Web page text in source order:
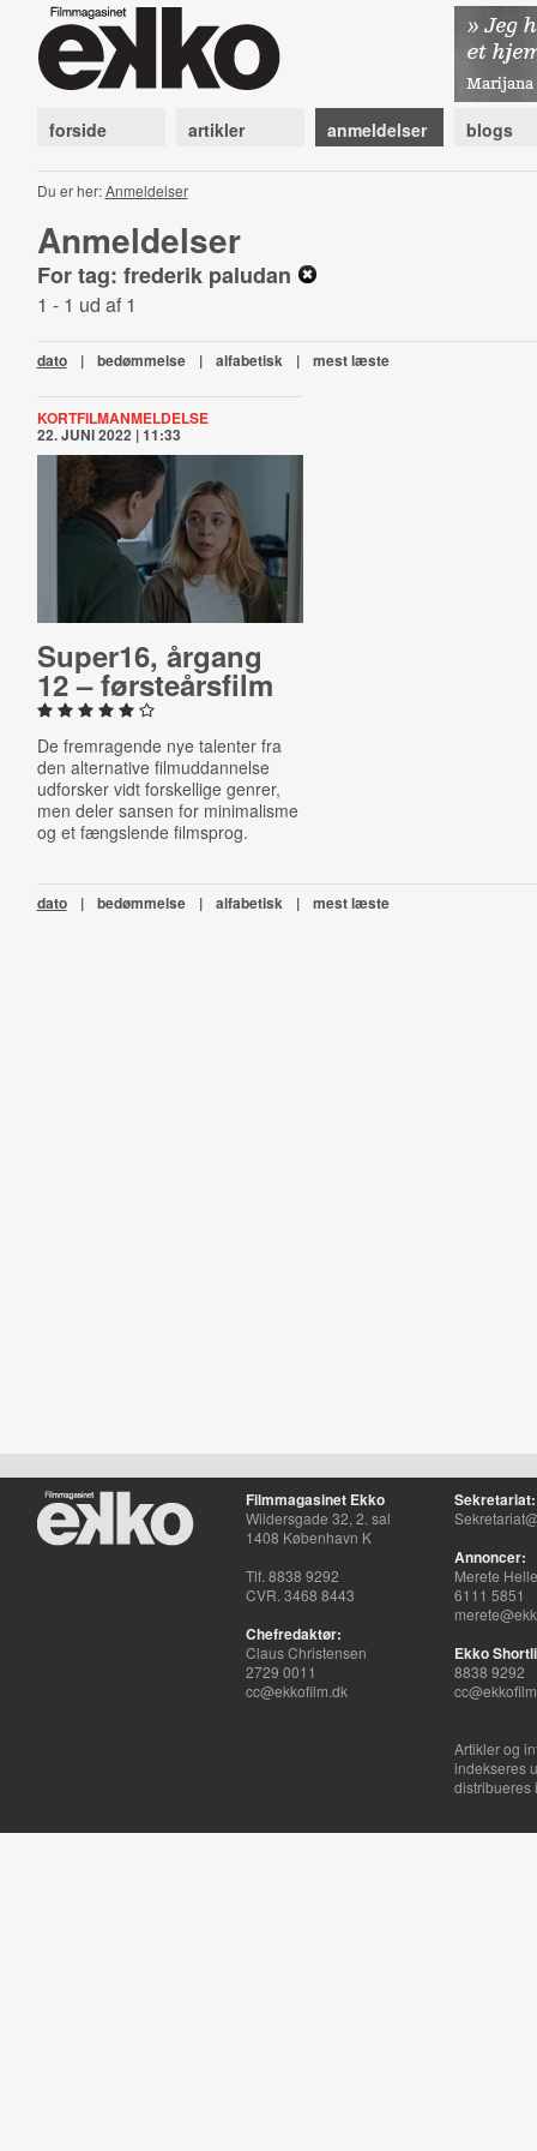
forside artikler anmeldelser blogs
Du er her:Anmeldelser
Anmeldelser
For tag: frederik paludan
1 - 1 ud af 1
dato | bedømmelse | alfabetisk | mest læste
KORTFILMANMELDELSE
22. JUNI 2022 | 11:33
Super16, årgang
12 – første­års­film
De fremragende nye talenter fra
den alternative filmuddannelse
udforsker vidt forskellige genrer,
men deler sansen for minimalisme
og et fængslende filmsprog.
dato | bedømmelse | alfabetisk | mest læste
Filmmagasinet Ekko
Wildersgade 32, 2. sal
1408 København K
Tlf. 8838 9292
CVR. 3468 8443
Chefredaktør:
Claus Christensen
2729 0011
cc@ekkofilm.dk
Sekretariat:
Annoncer:
Merete
6111 5851
Ekko
8838 9292
Artikler og
indekseres
distribueres